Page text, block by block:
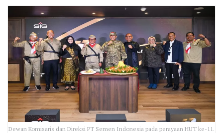
Dewan Komisaris dan Direksi PT Semen Indonesia pada perayaan HUT ke-11.